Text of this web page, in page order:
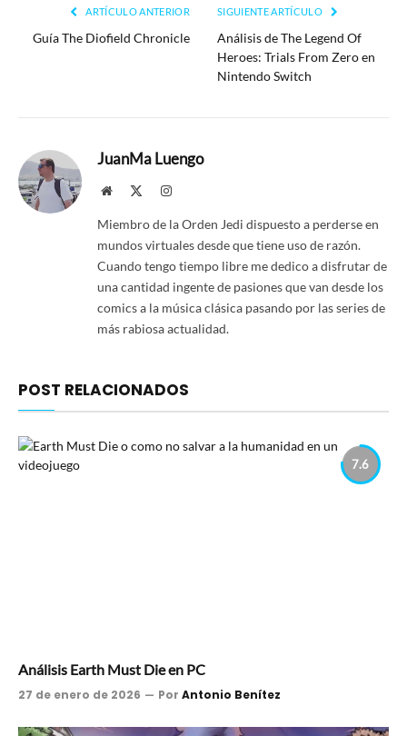
ARTÍCULO ANTERIOR
Guía The Diofield Chronicle
SIGUIENTE ARTÍCULO
Análisis de The Legend Of
Heroes: Trials From Zero en
Nintendo Switch
JuanMa Luengo
Website Instagram
Miembro de la Orden Jedi dispuesto a perderse en
mundos virtuales desde que tiene uso de razón.
Cuando tengo tiempo libre me dedico a disfrutar de
una cantidad ingente de pasiones que van desde los
comics a la música clásica pasando por las series de
más rabiosa actualidad.
POST RELACIONADOS
7.6
Análisis Earth Must Die en PC
27 de enero de 2026 Por Antonio Benítez